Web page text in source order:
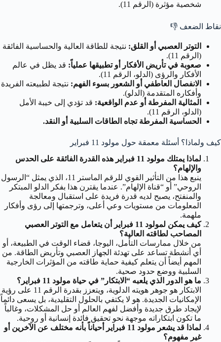
شخصية مؤثرة (الرقم 11).
نقاط الضعف 👎
التوتر العصبي أو القلق: نتيجة للطاقة العالية والحساسية الفائقة
(الرقم 11).
صعوبة في تأريض الأفكار أو تطبيقها عملياً: قد يظل في عالم
الأفكار والرؤى (الدلو، الرقم 11).
الانفصال العاطفي أو الشعور بسوء الفهم: نتيجة لطبيعته الفريدة
وأفكاره المتقدمة (الدلو).
المثالية المفرطة أو عدم الواقعية: قد تؤدي إلى خيبة الأمل
(الدلو، الرقم 11).
الحساسية المفرطة تجاه الطاقات السلبية أو النقد.
كيف ولماذا؟ أسئلة معمقة حول مولود 11 فبراير
لماذا يمتلك مولود 11 فبراير هذه القدرة الفائقة على الحدس
والإلهام؟
ينبع هذا من التأثير القوي للرقم الماستر 11، الذي يمثل “الرسول
الروحي” أو “قناة الإلهام”. عندما يقترن هذا بفكر الدلو المبتكر
والمنفتح، يصبح لديه قدرة فريدة على استقبال ومعالجة
المعلومات من مستويات وعي أعلى، وترجمتها إلى رؤى وأفكار
ملهمة.
كيف يمكن لمولود 11 فبراير أن يتعامل مع التوتر العصبي
المصاحب لطاقته العالية؟
من خلال ممارسات التأمل، اليوجا، قضاء الوقت في الطبيعة، أو
أي أنشطة تساعد على تهدئة الجهاز العصبي وتأريض الطاقة. من
المهم أيضاً أن يتعلم كيفية حماية طاقته من المؤثرات الخارجية
السلبية ووضع حدود صحية.
ما هو الدور الذي يلعبه “الابتكار” في حياة مولود 11 فبراير؟
الابتكار هو جوهر هويته الدلوية، ويتعزز بقدرة الرقم 11 على رؤية
الإمكانيات الجديدة. هو لا يكتفي بالحلول التقليدية، بل يسعى دائماً
لإيجاد طرق جديدة وأفضل لفهم العالم أو حل المشكلات، وغالباً
ما تكون ابتكاراته موجهة نحو تحقيق فائدة إنسانية أو روحية.
لماذا قد يشعر مولود 11 فبراير أحياناً بأنه مختلف عن الآخرين أو
غير مفهوم؟